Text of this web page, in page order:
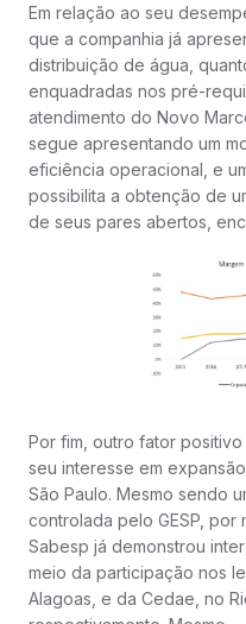
Em relação ao seu
que a companhia já
distribuição de água,
enquadradas nos pré-
atendimento do Novo
segue apresentando um
eficiência operacional, e
possibilita a obtenção de
de seus pares abertos,
Por fim, outro fator
seu interesse em
São Paulo. Mesmo sendo
controlada pelo GESP,
Sabesp já demonstrou
meio da participação nos
Alagoas, e da Cedae, no